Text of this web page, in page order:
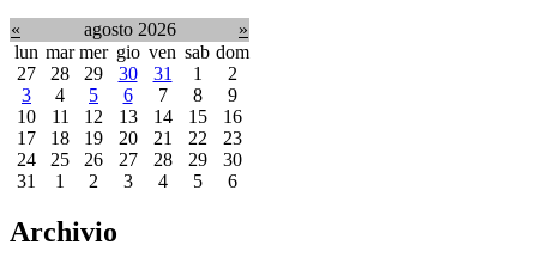
« agosto 2026
»
lun mar mer gio ven sab dom
27
28 29 30 31 1
2
3
4 5 6 7 8
9
10
11 12 13 14 15
16
17
18 19 20 21 22
23
24
25 26 27 28 29
30
31
1 2 3 4 5 6
Archivio